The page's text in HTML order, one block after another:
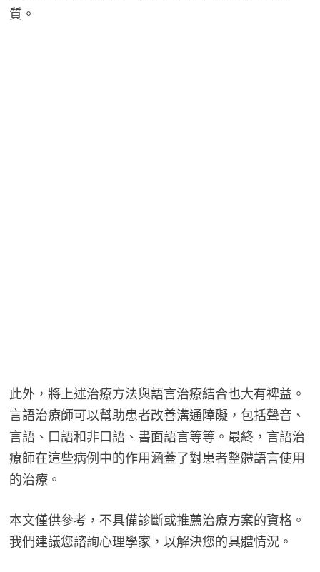
質。
此外，將上述治療方法與語言治療結合也大有裨益。
言語治療師可以幫助患者改善溝通障礙，包括聲音、
言語、口語和非口語、書面語言等等。最終，言語治
療師在這些病例中的作用涵蓋了對患者整體語言使用
的治療。
本文僅供參考，不具備診斷或推薦治療方案的資格。
我們建議您諮詢心理學家，以解決您的具體情況。